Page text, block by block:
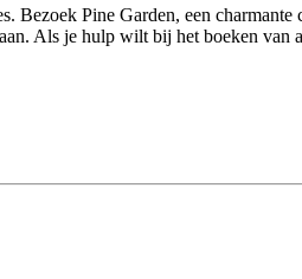
Pine Garden, een
Als je hulp wilt bij het boeken van